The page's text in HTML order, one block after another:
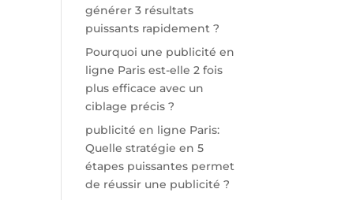
générer 3 résultats
puissants rapidement ?
Pourquoi une publicité en
ligne Paris est-elle 2 fois
plus efficace avec un
ciblage précis ?
publicité en ligne Paris:
Quelle stratégie en 5
étapes puissantes permet
de réussir une publicité ?